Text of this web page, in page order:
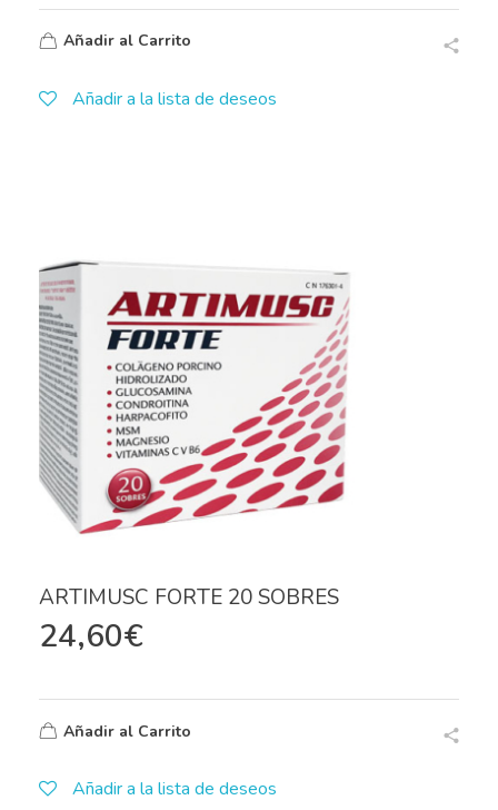
Añadir al Carrito
Añadir a la lista de deseos
ARTIMUSC FORTE 20 SOBRES
24,60€
Añadir al Carrito
Añadir a la lista de deseos